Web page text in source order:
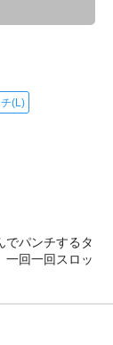
(L)
でパンチするタ
一回一回スロッ